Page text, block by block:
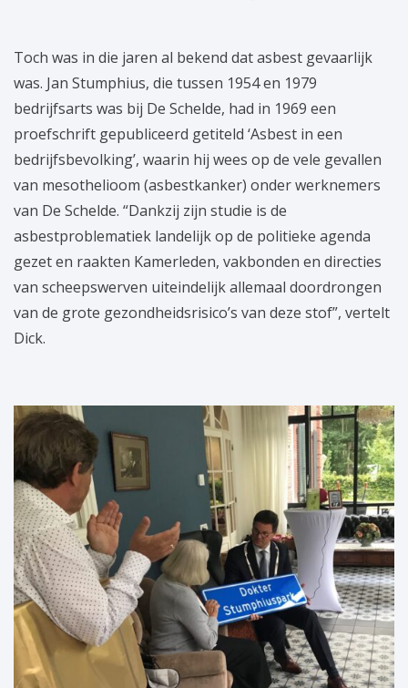
Toch was in die jaren al bekend dat asbest gevaarlijk
was. Jan Stumphius, die tussen 1954 en 1979
bedrijfsarts was bij De Schelde, had in 1969 een
proefschrift gepubliceerd getiteld ‘Asbest in een
bedrijfsbevolking’, waarin hij wees op de vele gevallen
van mesothelioom (asbestkanker) onder werknemers
van De Schelde. “Dankzij zijn studie is de
asbestproblematiek landelijk op de politieke agenda
gezet en raakten Kamerleden, vakbonden en directies
van scheepswerven uiteindelijk allemaal doordrongen
van de grote gezondheidsrisico’s van deze stof”, vertelt
Dick.